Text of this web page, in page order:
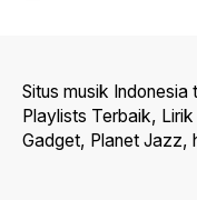
Situs musik
Playlists Terbaik,
Gadget, Planet Jazz,